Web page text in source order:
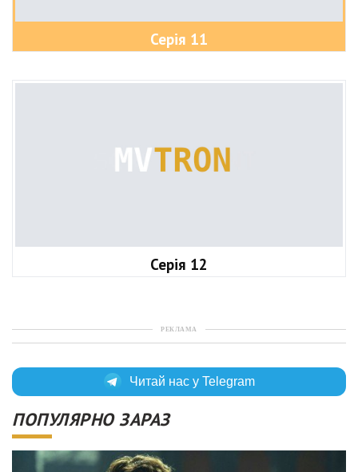
Серія 11
Серія 12
РЕКЛАМА
Читай нас у Telegram
ПОПУЛЯРНО ЗАРАЗ